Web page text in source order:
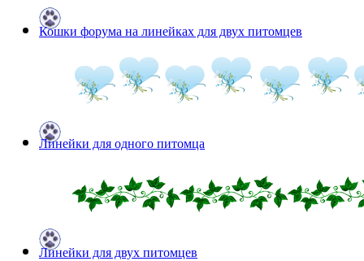
Кошки форума на линейках для двух питомцев
Линейки для одного питомца
Линейки для двух питомцев